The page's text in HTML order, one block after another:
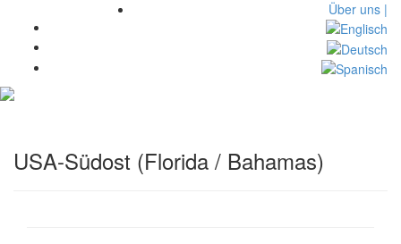
Über uns |
USA-Südost (Florida / Bahamas)